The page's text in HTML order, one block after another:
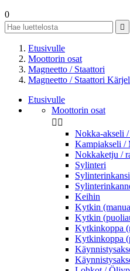
0

Etusivulle
Moottorin osat
Magneetto / Staattori
Magneetto / Staattori
Etusivulle
Moottorin osat
 
Nokka-akseli
Kampiakseli /
Nokkaketju /
Sylinteri
Sylinterinkansi
Keihin
Kytkin
Kytkin
Kytkinkoppa
Kytkinkoppa